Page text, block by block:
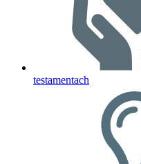
testamentach